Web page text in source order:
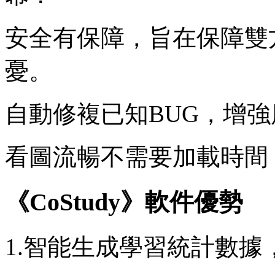
安全有保障，旨在保障
憂。
自動修複已知BUG，增
看圖流暢不需要加載時
《CoStudy》軟件優勢
1.智能生成學習統計數